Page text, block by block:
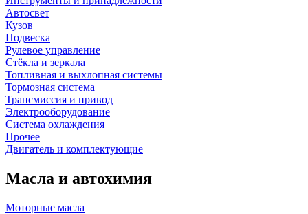
Автосвет
Кузов
Подвеска
Рулевое управление
Стёкла и зеркала
Топливная и выхлопная системы
Тормозная система
Трансмиссия и привод
Электрооборудование
Система охлаждения
Прочее
Двигатель и комплектующие
Масла и автохимия
Моторные масла